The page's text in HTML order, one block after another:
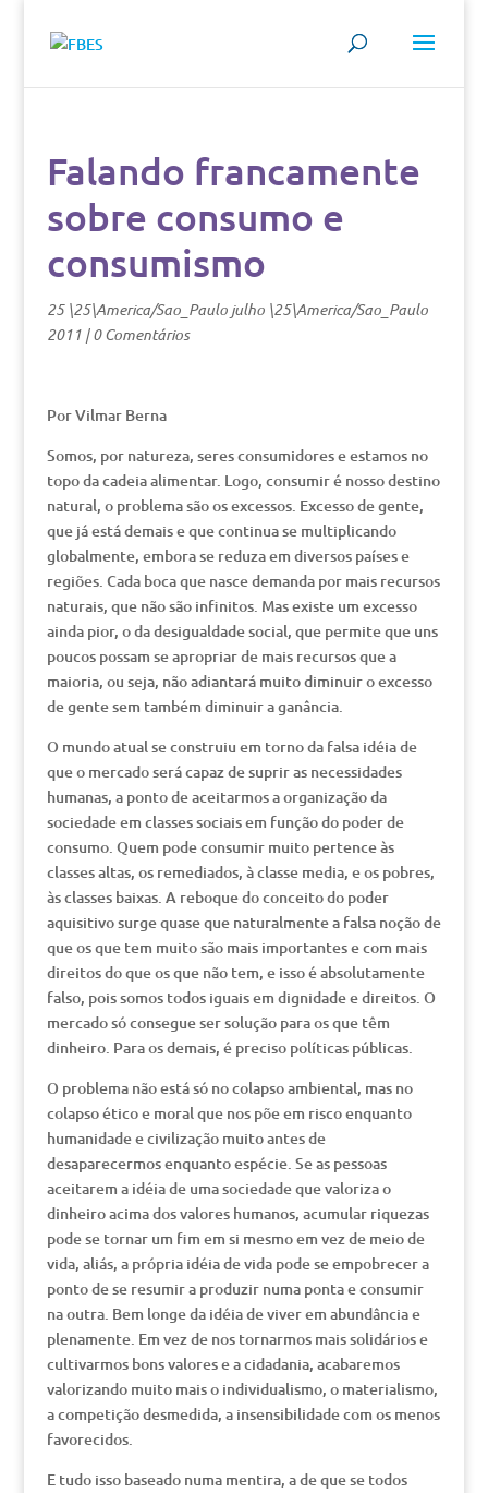
Falando francamente
sobre consumo e
consumismo
25 \25\America/Sao_Paulo julho \25\America/Sao_Paulo
2011|0 Comentários
Por Vilmar Berna
Somos, por natureza, seres consumidores e estamos no
topo da cadeia alimentar. Logo, consumir é nosso destino
natural, o problema são os excessos. Excesso de gente,
que já está demais e que continua se multiplicando
globalmente, embora se reduza em diversos países e
regiões. Cada boca que nasce demanda por mais recursos
naturais, que não são infinitos. Mas existe um excesso
ainda pior, o da desigualdade social, que permite que uns
poucos possam se apropriar de mais recursos que a
maioria, ou seja, não adiantará muito diminuir o excesso
de gente sem também diminuir a ganância.
O mundo atual se construiu em torno da falsa idéia de
que o mercado será capaz de suprir as necessidades
humanas, a ponto de aceitarmos a organização da
sociedade em classes sociais em função do poder de
consumo. Quem pode consumir muito pertence às
classes altas, os remediados, à classe media, e os pobres,
às classes baixas. A reboque do conceito do poder
aquisitivo surge quase que naturalmente a falsa noção de
que os que tem muito são mais importantes e com mais
direitos do que os que não tem, e isso é absolutamente
falso, pois somos todos iguais em dignidade e direitos. O
mercado só consegue ser solução para os que têm
dinheiro. Para os demais, é preciso políticas públicas.
O problema não está só no colapso ambiental, mas no
colapso ético e moral que nos põe em risco enquanto
humanidade e civilização muito antes de
desaparecermos enquanto espécie. Se as pessoas
aceitarem a idéia de uma sociedade que valoriza o
dinheiro acima dos valores humanos, acumular riquezas
pode se tornar um fim em si mesmo em vez de meio de
vida, aliás, a própria idéia de vida pode se empobrecer a
ponto de se resumir a produzir numa ponta e consumir
na outra. Bem longe da idéia de viver em abundância e
plenamente. Em vez de nos tornarmos mais solidários e
cultivarmos bons valores e a cidadania, acabaremos
valorizando muito mais o individualismo, o materialismo,
a competição desmedida, a insensibilidade com os menos
favorecidos.
E tudo isso baseado numa mentira, a de que se todos